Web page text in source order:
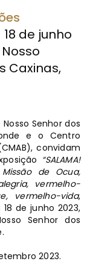
de junho
Caxinas,
Senhor dos
e o Centro
convidam
“SALAMA!
de Ocua,
vermelho-
vermelho-vida,
de junho 2023,
Senhor dos
2023.